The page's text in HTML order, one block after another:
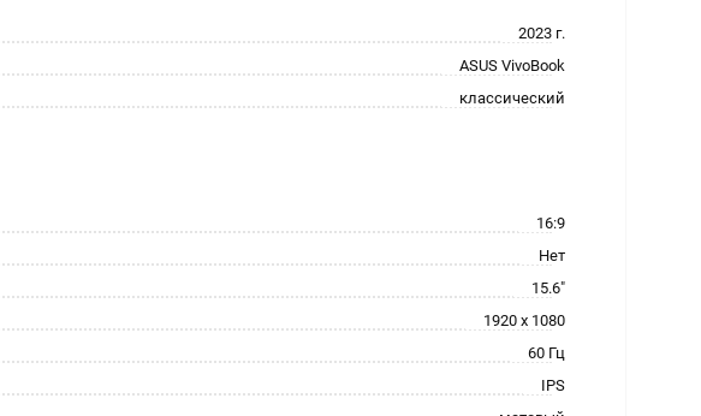
2023 г.
ASUS VivoBook
классический
16:9
Нет
15.6"
1920 x 1080
60 Гц
IPS